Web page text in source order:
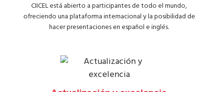
CIICEL está abierto a participantes de todo el mundo,
ofreciendo una plataforma internacional y la posibilidad de
hacer presentaciones en español e inglés.